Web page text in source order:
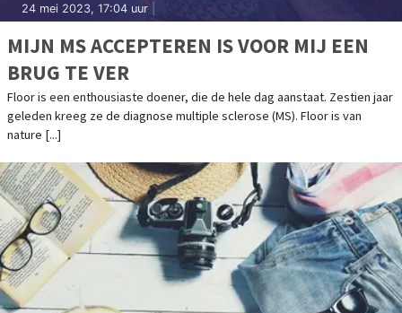
24 mei 2023, 17:04 uur
MIJN MS ACCEPTEREN IS VOOR MIJ EEN
BRUG TE VER
Floor is een enthousiaste doener, die de hele dag aanstaat. Zestien jaar
geleden kreeg ze de diagnose multiple sclerose (MS). Floor is van
nature [...]